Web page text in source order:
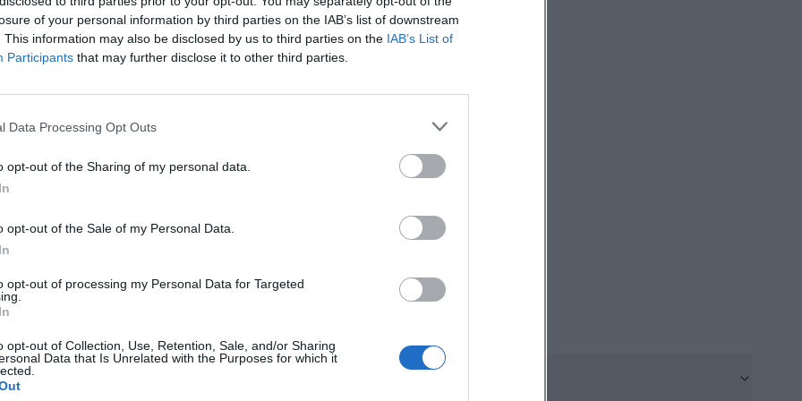
of your personal information by third parties on the IAB’s list of downstream
This information may also be disclosed by us to third parties on the IAB’s List of
Participants that may further disclose it to other third parties.
Data Processing Opt Outs
opt-out of the Sharing of my personal data.
opt-out of the Sale of my Personal Data.
opt-out of processing my Personal Data for Targeted
opt-out of Collection, Use, Retention, Sale, and/or Sharing
Data that Is Unrelated with the Purposes for which it
Lage, Altstadt und historisches Umfeld
ist einer seiner größten Pluspunkte, weil sie die
der Amberger Altstadt sichtbar macht: kurze Wege, geschlossene
und eine dichte Folge von kleinen Straßen, Plätzen und Häusern.
der Tourist Information als Stadt beschrieben, in der historischer
denn hier begegnen sich Wohnnutzung, touristische Nutzung
auf engem Raum. Der Platz liegt nicht an einer anonymen
in einem Bereich, in dem man die Stadt zu Fuß erleben kann. Wer
spaziert, spürt schnell, dass die Wege hier nicht auf schnelle
Das macht den Platz für Gäste interessant, die in Amberg bewusst
wohnen möchten. ([tourismus.amberg.de]
?utm_source=openai))
Umgebung besonders spannend, weil der Name Eichenforst in Amberg
sondern mit der Entwicklung der landesherrlichen Anlagen